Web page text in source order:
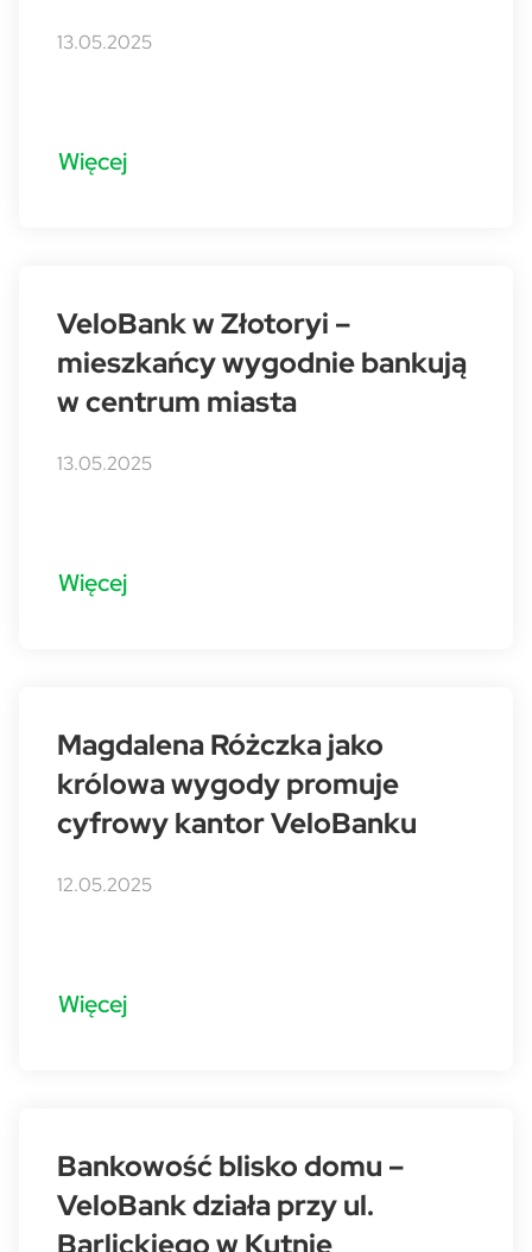
13.05.2025
Więcej
VeloBank w Złotoryi –
mieszkańcy wygodnie bankują
w centrum miasta
13.05.2025
Więcej
Magdalena Różczka jako
królowa wygody promuje
cyfrowy kantor VeloBanku
12.05.2025
Więcej
Bankowość blisko domu –
VeloBank działa przy ul.
Barlickiego w Kutnie